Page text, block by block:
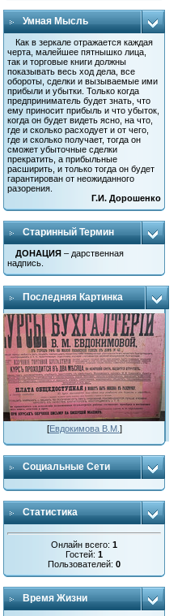
Умная Мысль
Как в зеркале отражается каждая
черта, малейшее пятнышко лица,
так и торговые книги должны
показывать весь ход дела, все
обороты, сделки и вызываемые ими
прибыли и убытки. Только когда
предприниматель будет знать, что
ему приносит прибыль и что убыток,
когда он будет видеть ясно, на что,
где и сколько расходует и от чего,
где и сколько получает, тогда он
сможет убыточные сделки
прекратить, а прибыльные
расширить, и только тогда он будет
гарантирован от неожиданного
разорения.
Г.И. Дорошенко
Старинный Термин
ДОНАЦИЯ – дарственная
надпись.
Последняя Картинка
[Евдокимова В.М. ]
Социальные Сети
Статистика
Онлайн всего:1
Гостей:1
Пользователей:0
Время Жизни